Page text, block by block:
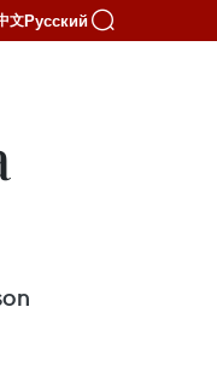
文Русский